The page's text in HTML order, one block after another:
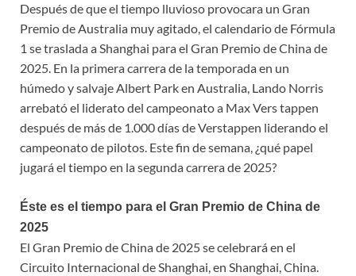
Después de que el tiempo lluvioso provocara un Gran
Premio de Australia muy agitado, el calendario de Fórmula
1 se traslada a Shanghai para el Gran Premio de China de
2025. En la primera carrera de la temporada en un
húmedo y salvaje Albert Park en Australia, Lando Norris
arrebató el liderato del campeonato a Max Vers tappen
después de más de 1.000 días de Verstappen liderando el
campeonato de pilotos. Este fin de semana, ¿qué papel
jugará el tiempo en la segunda carrera de 2025?
Éste es el tiempo para el Gran Premio de China de
2025
El Gran Premio de China de 2025 se celebrará en el
Circuito Internacional de Shanghai, en Shanghai, China.